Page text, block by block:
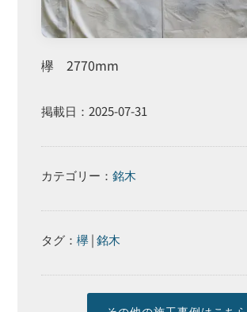
欅 2770mm
掲載日：2025-07-31
カテゴリー：銘木
タグ：欅|銘木